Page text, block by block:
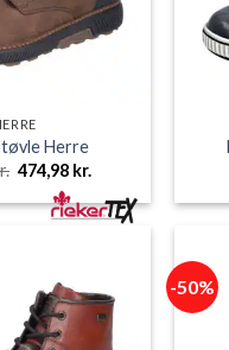
Herre
Den
oprindelige
pris
474,98 kr.
pris
er:
-50%